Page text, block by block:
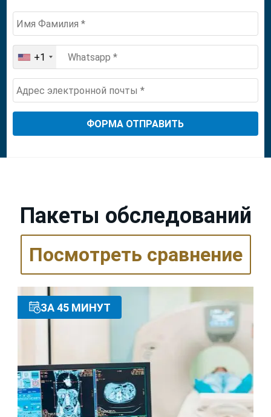
United
States
+1
+1
Пакеты обследований
Посмотреть сравнение
ЗА 45 МИНУТ